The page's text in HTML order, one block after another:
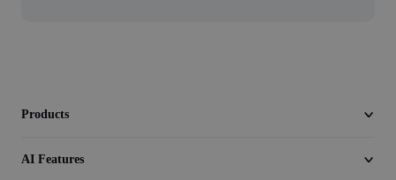
Products
AI Features